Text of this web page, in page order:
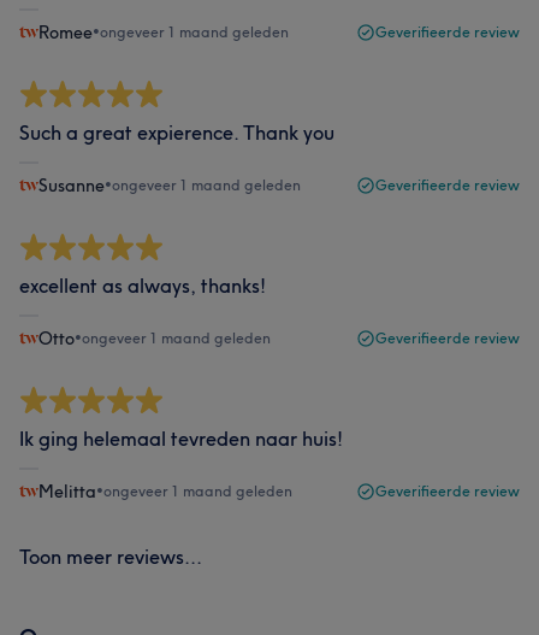
Romee•ongeveer 1 maand geleden Geverifieerde review
Such a great expierence. Thank you
Susanne•ongeveer 1 maand geleden Geverifieerde review
excellent as always, thanks!
Otto•ongeveer 1 maand geleden Geverifieerde review
Ik ging helemaal tevreden naar huis!
Melitta•ongeveer 1 maand geleden Geverifieerde review
Toon meer reviews...